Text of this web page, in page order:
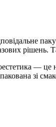
рішень.
— це
зі